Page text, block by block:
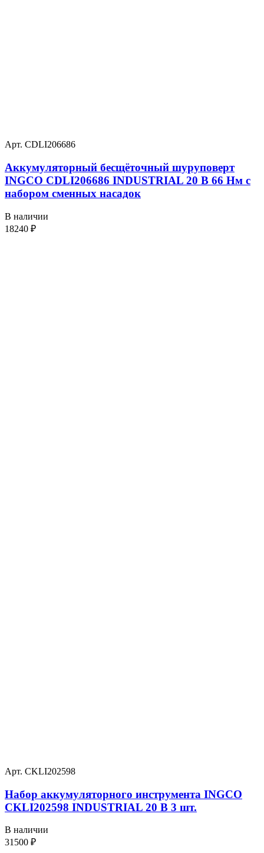
Арт. CDLI206686
Аккумуляторный бесщёточный шуруповерт
INGCO CDLI206686 INDUSTRIAL 20 В 66 Нм с
набором сменных насадок
В наличии
18240 ₽
Арт. CKLI202598
Набор аккумуляторного инструмента INGCO
CKLI202598 INDUSTRIAL 20 В 3 шт.
В наличии
31500 ₽